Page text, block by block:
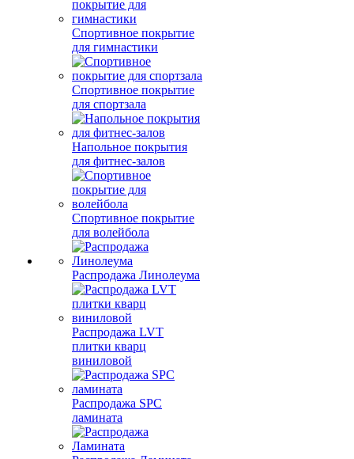
Спортивное покрытие
для гимнастики
Спортивное покрытие
для спортзала
Напольное покрытия
для фитнес-залов
Спортивное покрытие
для волейбола
Распродажа Линолеума
Распродажа LVT
плитки кварц
виниловой
Распродажа SPC
ламината